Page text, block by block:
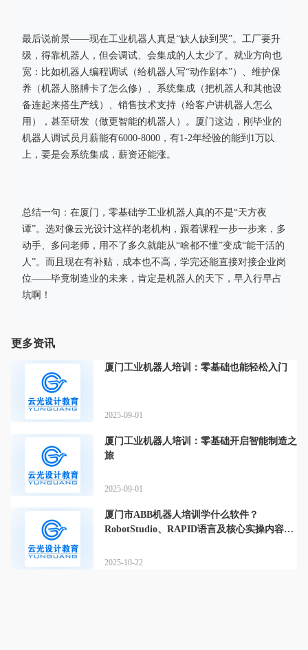
最后说前景——现在工业机器人真是“缺人缺到哭”。工厂要升
级，得靠机器人，但会调试、会集成的人太少了。就业方向也
宽：比如机器人编程调试（给机器人写“动作剧本”）、维护保
养（机器人胳膊卡了怎么修）、系统集成（把机器人和其他设
备连起来搭生产线）、销售技术支持（给客户讲机器人怎么
用），甚至研发（做更智能的机器人）。厦门这边，刚毕业的
机器人调试员月薪能有6000-8000，有1-2年经验的能到1万以
上，要是会系统集成，薪资还能涨。
总结一句：在厦门，零基础学工业机器人真的不是“天方夜
谭”。选对像云光设计这样的老机构，跟着课程一步一步来，多
动手、多问老师，用不了多久就能从“啥都不懂”变成“能干活的
人”。而且现在有补贴，成本也不高，学完还能直接对接企业岗
位——毕竟制造业的未来，肯定是机器人的天下，早入行早占
坑啊！
更多资讯
厦门工业机器人培训：零基础也能轻松入门
2025-09-01
厦门工业机器人培训：零基础开启智能制造之
旅
2025-09-01
厦门市ABB机器人培训学什么软件？
RobotStudio、RAPID语言及核心实操内容全
2025-10-22